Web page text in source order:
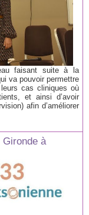
faisant suite à la
va pouvoir permettre
leurs cas cliniques où
et ainsi d’avoir
afin d’améliorer
Gironde à